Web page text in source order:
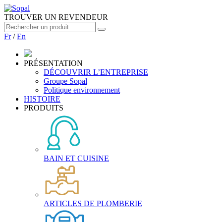
TROUVER UN REVENDEUR
Fr/En
PRÉSENTATION
DÉCOUVRIR L’ENTREPRISE
Groupe Sopal
Politique environnement
HISTOIRE
PRODUITS
BAIN ET CUISINE
ARTICLES DE PLOMBERIE